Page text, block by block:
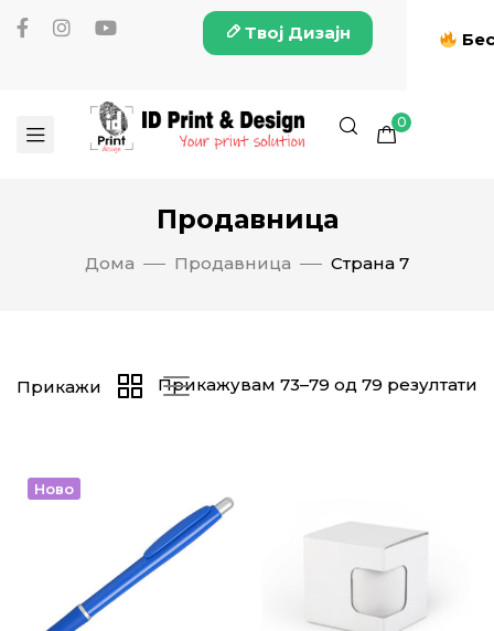
Твој Дизајн
0
Продавница
Дома Продавница Страна 7
Прикажувам 73–79 од 79 резултати
Прикажи
Ново